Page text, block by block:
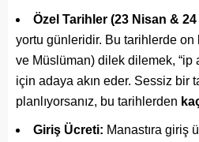
Özel Tarihler (23 Nisan &
yortu günleridir. Bu tarihlerde
ve Müslüman) dilek dilemek, “ip
için adaya akın eder. Sessiz bir
planlıyorsanız, bu tarihlerden
Giriş Ücreti: Manastıra giriş